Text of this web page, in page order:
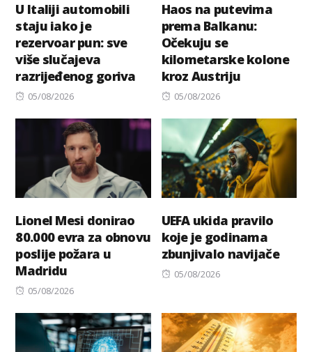
U Italiji automobili
staju iako je
rezervoar pun: sve
više slučajeva
razrijeđenog goriva
Posted
05/08/2026
Haos na putevima
prema Balkanu:
Očekuju se
kilometarske kolone
kroz Austriju
Posted
05/08/2026
Lionel Mesi donirao
80.000 evra za obnovu
poslije požara u
Madridu
Posted
05/08/2026
UEFA ukida pravilo
koje je godinama
zbunjivalo navijače
Posted
05/08/2026